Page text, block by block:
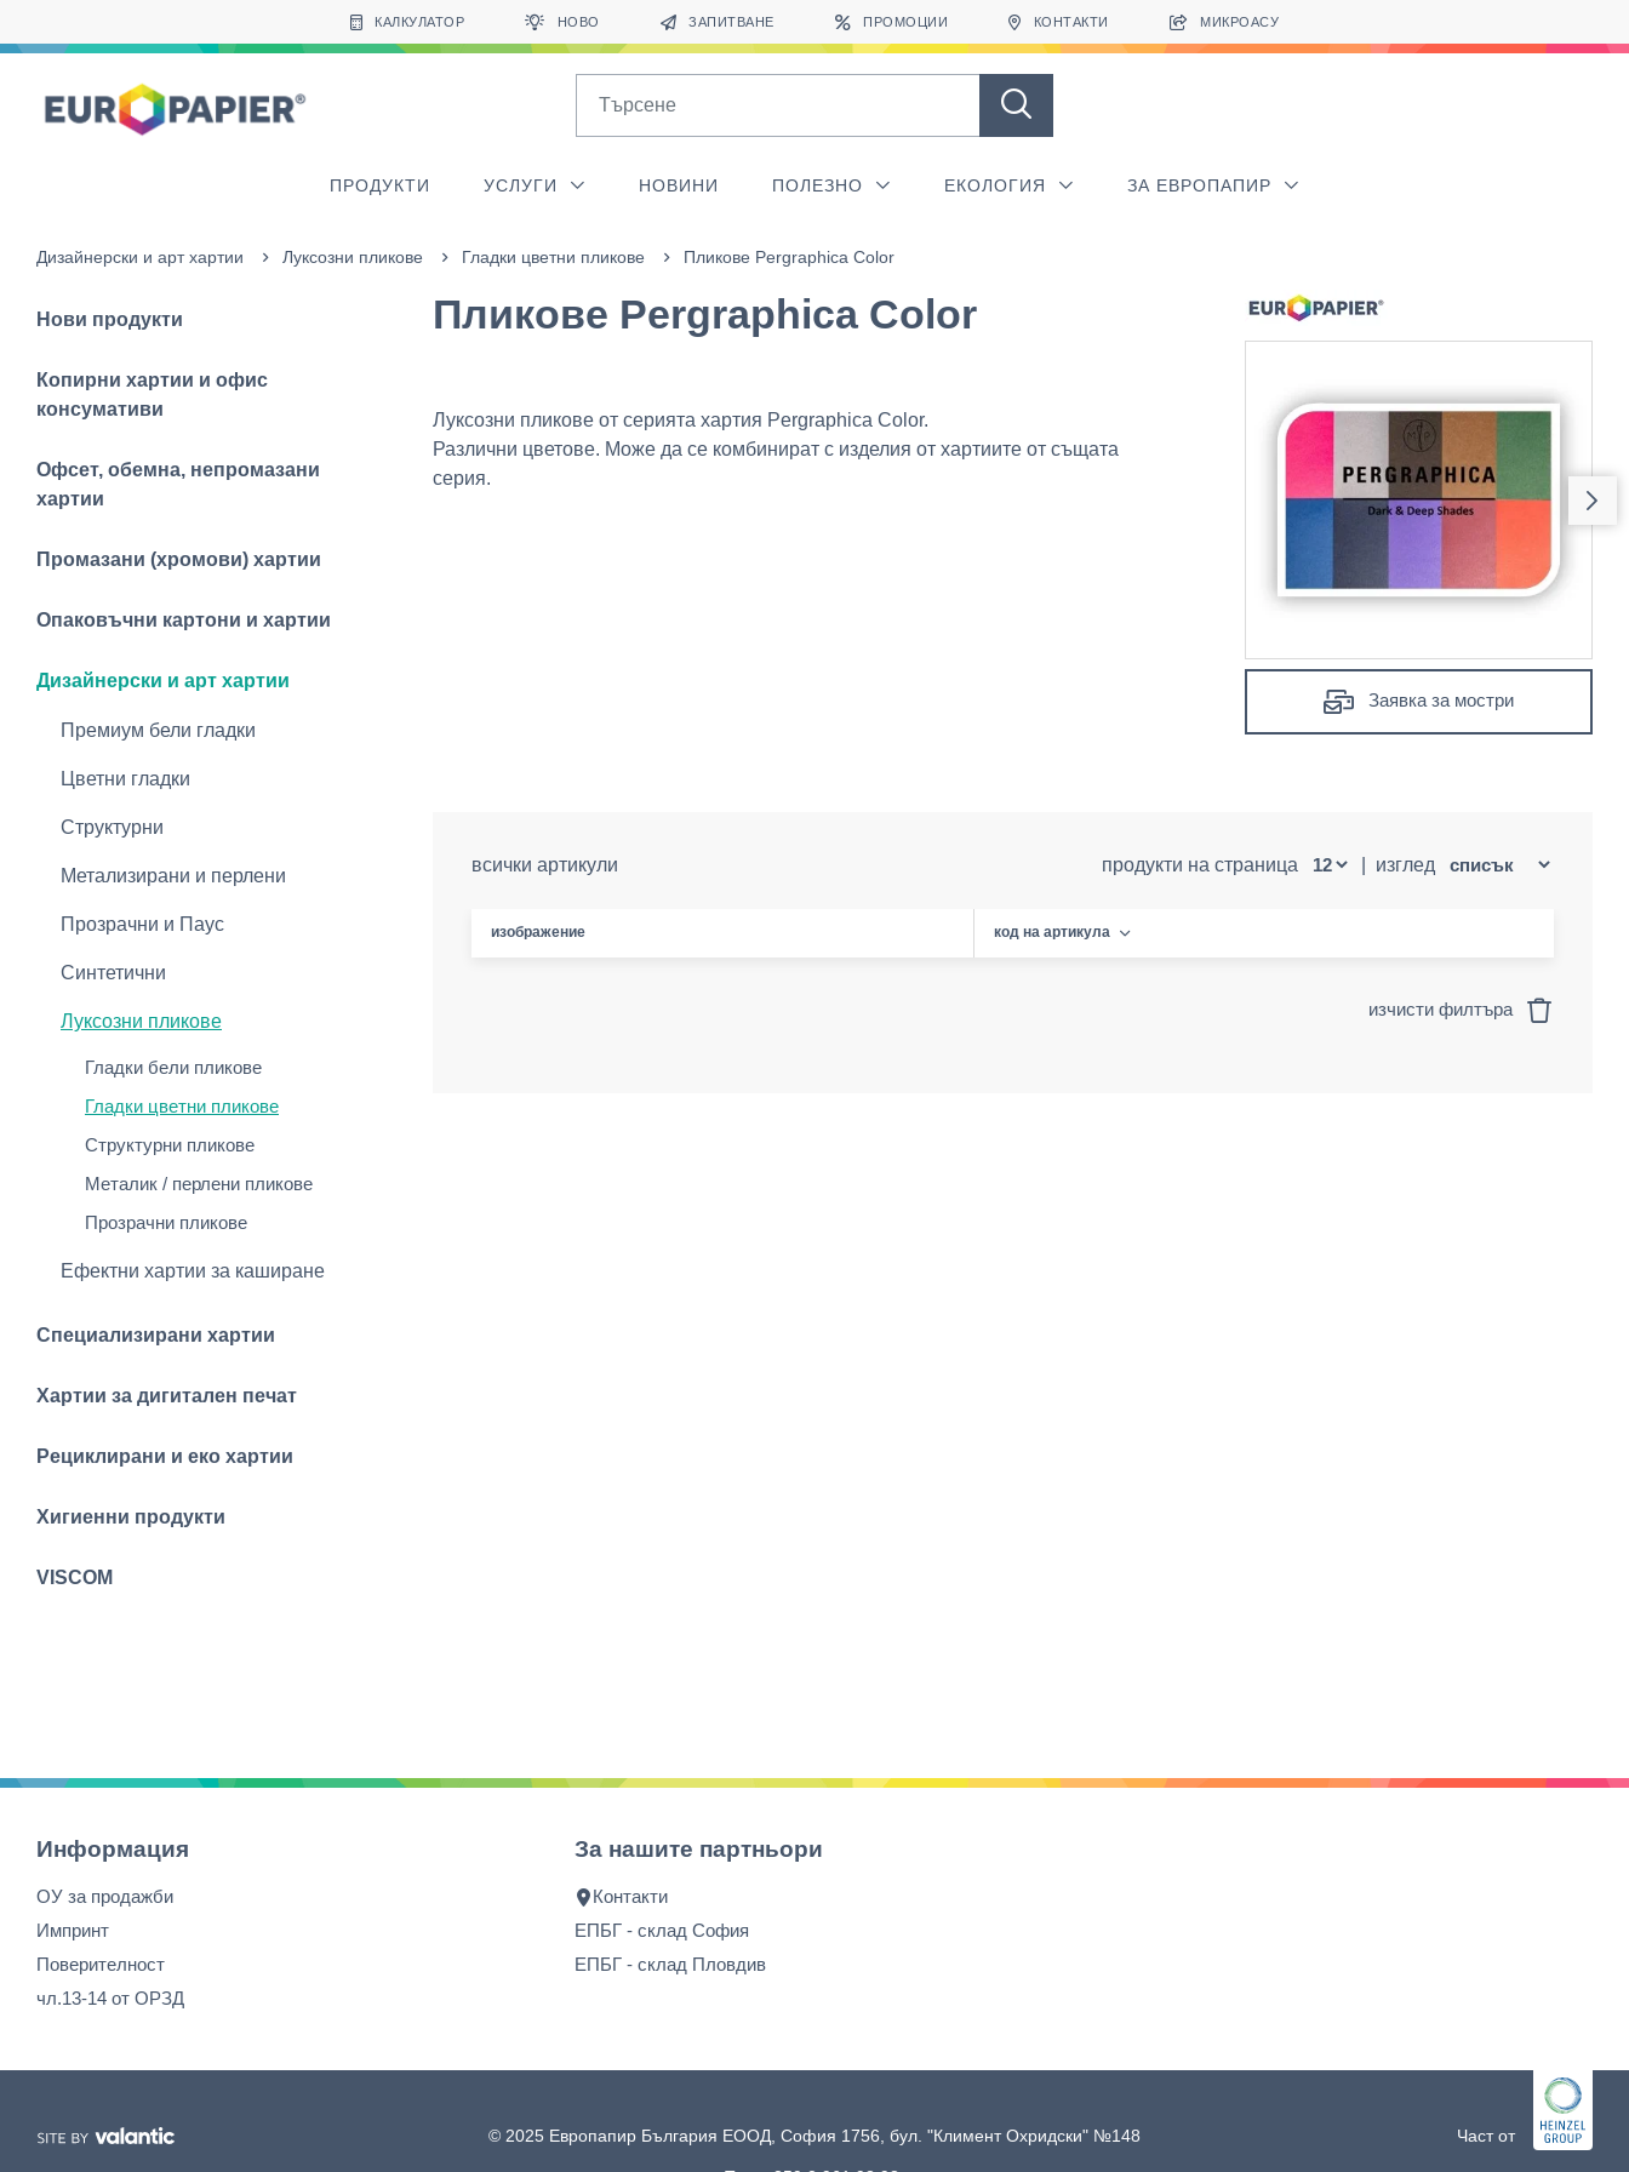
КАЛКУЛАТОР НОВО ЗАПИТВАНЕ ПРОМОЦИИ КОНТАКТИ МИКРОАСУ
ПРОДУКТИ УСЛУГИ НОВИНИ ПОЛЕЗНО ЕКОЛОГИЯ ЗА ЕВРОПАПИР
Дизайнерски и арт хартии Луксозни пликове Гладки цветни пликове Пликове Pergraphica Color
Нови продукти
Копирни хартии и офис
консумативи
Офсет, обемна, непромазани
хартии
Промазани (хромови) хартии
Опаковъчни картони и хартии
Дизайнерски и арт хартии
Премиум бели гладки
Цветни гладки
Структурни
Метализирани и перлени
Прозрачни и Паус
Синтетични
Луксозни пликове
Гладки бели пликове
Гладки цветни пликове
Структурни пликове
Металик / перлени пликове
Прозрачни пликове
Ефектни хартии за каширане
Специализирани хартии
Хартии за дигитален печат
Рециклирани и еко хартии
Хигиенни продукти
VISCOM
Пликове Pergraphica Color
Луксозни пликове от серията хартия Pergraphica Color.
Различни цветове. Може да се комбинират с изделия от хартиите от същата
серия.
Заявка за мостри
всички артикули продукти на страница изглед
изображение код на артикула
изчисти филтъра
Информация
ОУ за продажби
Импринт
Поверителност
чл.13-14 от ОРЗД
За нашите партньори
Контакти
ЕПБГ - склад София
ЕПБГ - склад Пловдив
© 2025 Европапир България ЕООД, София 1756, бул. "Климент Охридски" №148 Част от